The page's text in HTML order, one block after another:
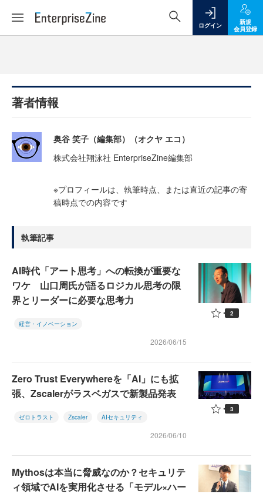
ログイン
新規
会員登録
著者情報
奥谷 笑子（編集部）（オクヤ エコ）
株式会社翔泳社 EnterpriseZine編集部
※プロフィールは、執筆時点、または直近の記事の寄
稿時点での内容です
執筆記事
AI時代「アート思考」への転換が重要な
ワケ 山口周氏が語るロジカル思考の限
界とリーダーに必要な思考力
経営・イノベーション
2026/06/15
2
Zero Trust Everywhereを「AI」にも拡
張、Zscalerがラスベガスで新製品発表
ゼロトラスト Zscaler AIセキュリティ
2026/06/10
3
Mythosは本当に脅威なのか？セキュリテ
ィ領域でAIを実用化させる「モデル×ハー